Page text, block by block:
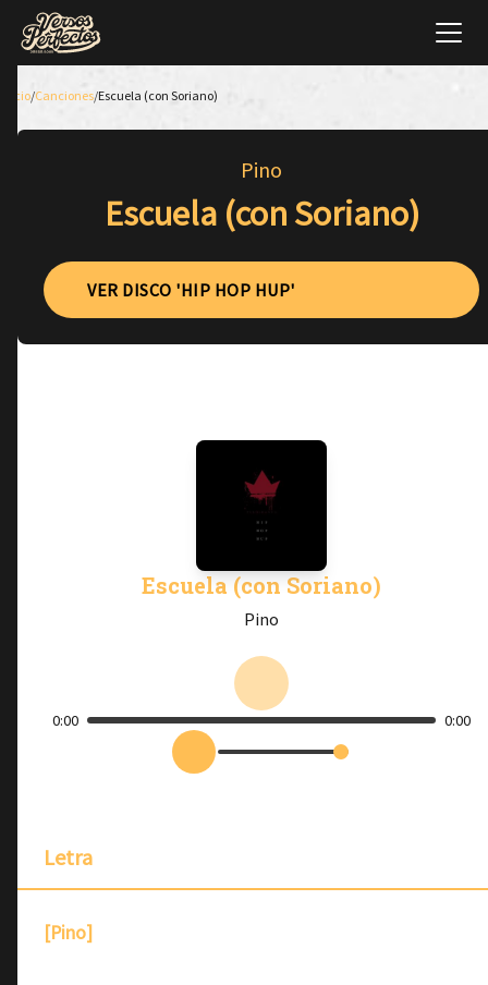
Inicio/Canciones/Escuela (con Soriano)
Pino
Escuela (con Soriano)
VER DISCO 'HIP HOP HUP'
Escuela (con Soriano)
Pino
0:00 0:00
Letra
[Pino]